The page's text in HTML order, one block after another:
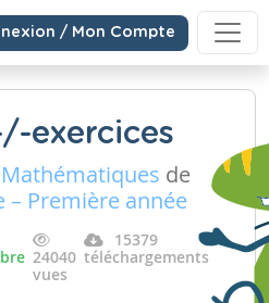
/ Mon Compte
exercices
Mathématiques de
– Première année
24040
vues
15379
téléchargements